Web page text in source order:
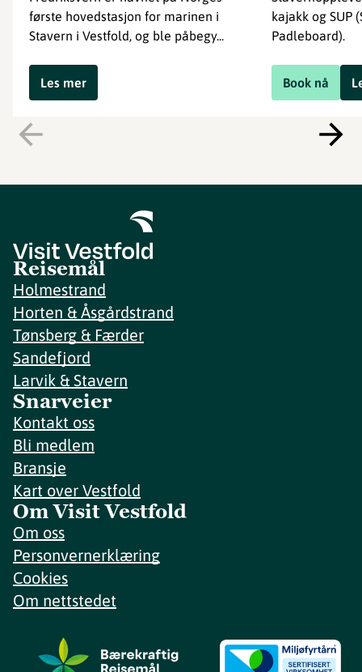
første hovedstasjon for marinen i
Stavern i Vestfold, og ble påbegy...
Les mer
kajakk og SUP
Padleboard).
Book nå
Reisemål
Holmestrand
Horten & Åsgårdstrand
Tønsberg & Færder
Sandefjord
Larvik & Stavern
Snarveier
Kontakt oss
Bli medlem
Bransje
Kart over Vestfold
Om Visit Vestfold
Om oss
Personvernerklæring
Cookies
Om nettstedet